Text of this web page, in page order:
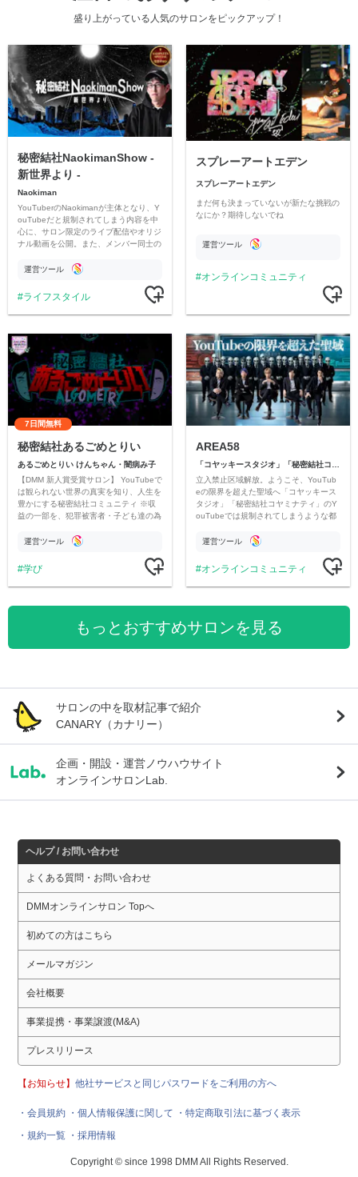
盛り上がっている人気のサロンをピックアップ！
秘密結社NaokimanShow -
新世界より -
Naokiman
YouTuberのNaokimanが主体となり、Y
ouTubeだと規制されてしまう内容を中
心に、サロン限定のライブ配信やオリジ
ナル動画を公開。また、メンバー同士の
ただいています。
運営ツール
ライフスタイル
スプレーアートエデン
スプレーアートエデン
まだ何も決まっていないが新たな挑戦の
なにか？期待しないでね
運営ツール
オンラインコミュニティ
7日間無料
秘密結社あるごめとりい
あるごめとりい けんちゃん・闇病み子
【DMM 新人賞受賞サロン】 YouTubeで
は観られない世界の真実を知り、人生を
豊かにする秘密結社コミュニティ ※収
益の一部を、犯罪被害者・子ども達の為
す運営ツール
学び
AREA58
立入禁止区域解放。ようこそ、YouTub
eの限界を超えた聖域へ「コヤッキース
タジオ」「秘密結社コヤミナティ」のY
ouTubeでは規制されてしまうような都
公開。
運営ツール
オンラインコミュニティ
もっとおすすめサロンを見る
サロンの中を取材記事で紹介
CANARY（カナリー）
企画・開設・運営ノウハウサイト
オンラインサロンLab.
ヘルプ / お問い合わせ
よくある質問・お問い合わせ
DMMオンラインサロン Topへ
初めての方はこちら
メールマガジン
会社概要
事業提携・事業譲渡(M&A)
プレスリリース
【お知らせ】他社サービスと同じパスワードをご利用の方へ
・会員規約 ・個人情報保護に関して
・特定商取引法に基づく表示
・規約一覧 ・採用情報
Copyright © since 1998 DMM All Rights Reserved.